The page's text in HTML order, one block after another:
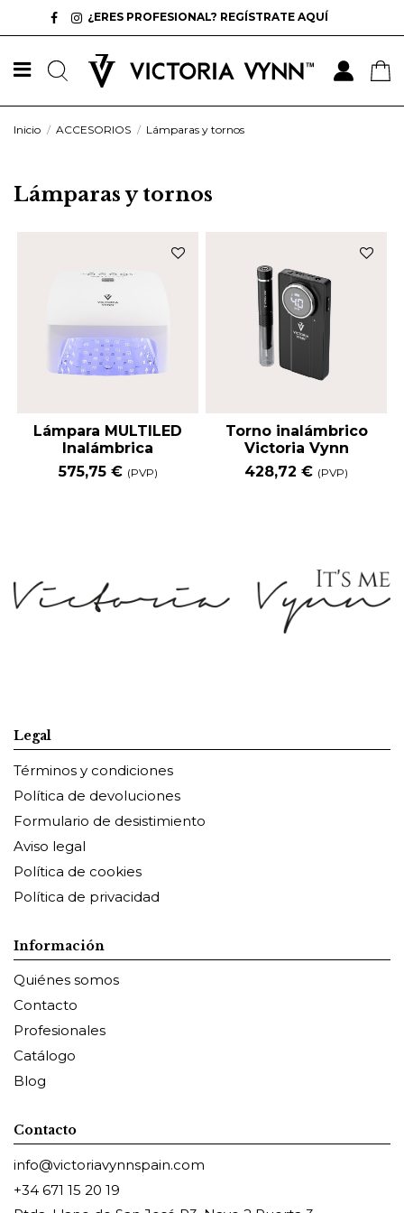
¿ERES PROFESIONAL? REGÍSTRATE AQUÍ
Inicio ACCESORIOS Lámparas y tornos
Lámparas y tornos
Lámpara MULTILED
Inalámbrica
575,75 € (PVP)
Torno inalámbrico
Victoria Vynn
428,72 € (PVP)
Legal
Términos y condiciones
Política de devoluciones
Formulario de desistimiento
Aviso legal
Política de cookies
Política de privacidad
Información
Quiénes somos
Contacto
Profesionales
Catálogo
Blog
Contacto
info@victoriavynnspain.com
+34 671 15 20 19